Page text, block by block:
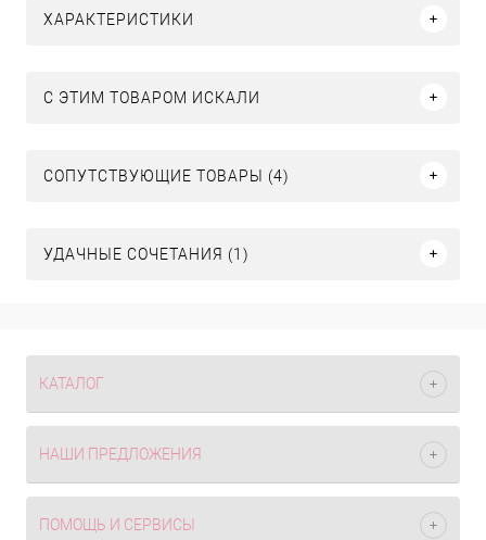
ХАРАКТЕРИСТИКИ
C ЭТИМ ТОВАРОМ ИСКАЛИ
СОПУТСТВУЮЩИЕ ТОВАРЫ (4)
УДАЧНЫЕ СОЧЕТАНИЯ (1)
КАТАЛОГ
НАШИ ПРЕДЛОЖЕНИЯ
ПОМОЩЬ И СЕРВИСЫ